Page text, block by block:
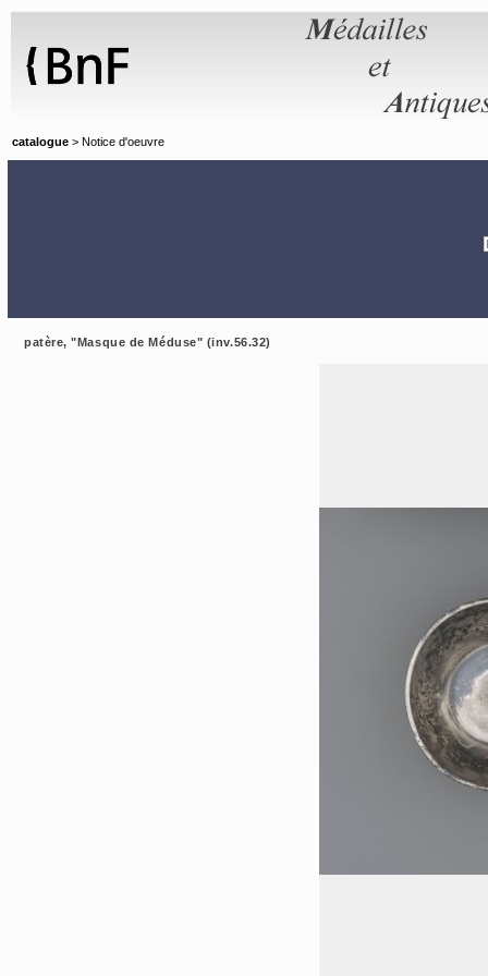
catalogue > Notice d'oeuvre
patère, "Masque de Méduse" (inv.56.32)